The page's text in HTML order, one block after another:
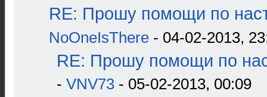
RE: Прошу помощи по
NoOneIsThere - 04-02-2013,
RE: Прошу помощи по
- VNV73 - 05-02-2013, 00:09